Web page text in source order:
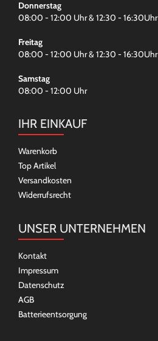
Donnerstag
08:00 - 12:00 Uhr & 12:30 - 16:30Uhr
Freitag
08:00 - 12:00 Uhr & 12:30 - 16:30Uhr
Samstag
08:00 - 12:00 Uhr
IHR EINKAUF
Warenkorb
Top Artikel
Versandkosten
Widerrufsrecht
UNSER UNTERNEHMEN
Kontakt
Impressum
Datenschutz
AGB
Batterieentsorgung